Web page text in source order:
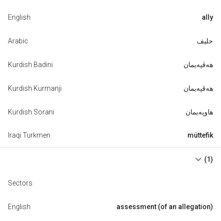
English ally
Arabic حليف
Kurdish Badini هەڤپەیمان
Kurdish Kurmanji هەڤپەیمان
Kurdish Sorani هاوپەیمان
Iraqi Turkmen müttefik
keyboard_arrow_down (1)
Sectors
English assessment (of an allegation)